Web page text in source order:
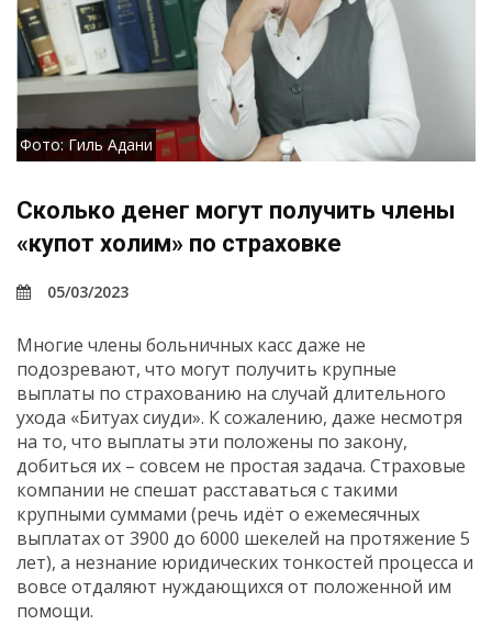
Фото: Гиль Адани
Сколько денег могут получить члены
«купот холим» по страховке
05/03/2023
Многие члены больничных касс даже не
подозревают, что могут получить крупные
выплаты по страхованию на случай длительного
ухода «Битуах сиуди». К сожалению, даже несмотря
на то, что выплаты эти положены по закону,
добиться их – совсем не простая задача. Страховые
компании не спешат расставаться с такими
крупными суммами (речь идёт о ежемесячных
выплатах от 3900 до 6000 шекелей на протяжение 5
лет), а незнание юридических тонкостей процесса и
вовсе отдаляют нуждающихся от положенной им
помощи.